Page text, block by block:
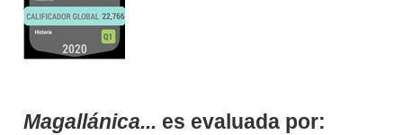
Magallánica... es evaluada por: